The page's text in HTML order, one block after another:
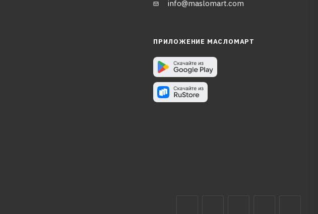
info@maslomart.com
ПРИЛОЖЕНИЕ МАСЛОМАРТ